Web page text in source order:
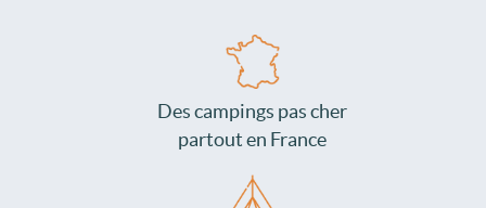
Des campings pas cher
partout en France